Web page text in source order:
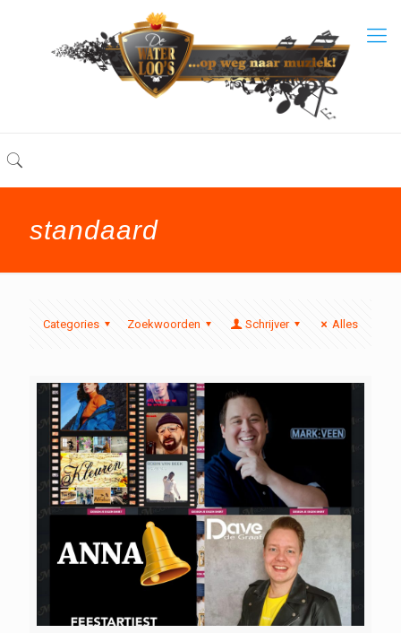
standaard
Categories Zoekwoorden Schrijver Alles